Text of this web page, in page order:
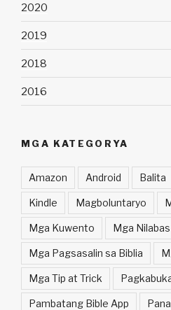
2020
2019
2018
2016
MGA KATEGORYA
Amazon Android Balita
Kindle Magboluntaryo
Mga Kuwento Mga Nilabas
Mga Pagsasalin sa Biblia
Mga Tip at Trick
Pambatang Bible App